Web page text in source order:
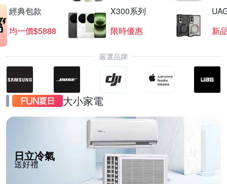
經典包款
均一價$5888
X300系列
限時優惠
新
嚴選品牌
大小家電
日立冷氣
送好禮